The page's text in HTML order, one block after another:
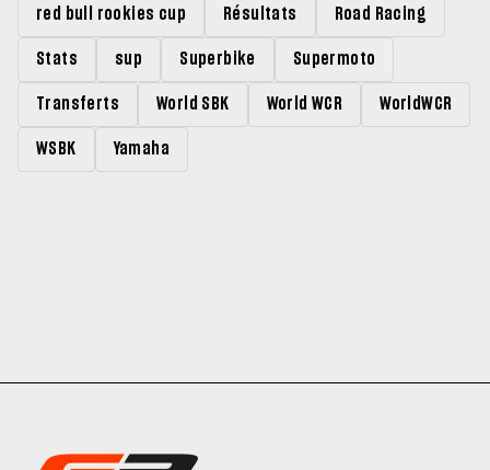
red bull rookies cup Résultats Road Racing
Stats sup Superbike Supermoto
Transferts World SBK World WCR WorldWCR
WSBK Yamaha